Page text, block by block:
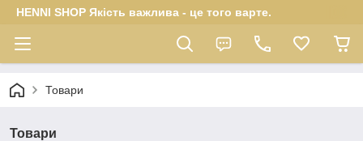
HENNI SHOP Якість важлива - це того варте.
Товари
Товари